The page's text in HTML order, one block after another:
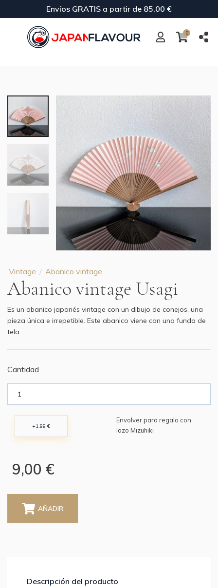
Envíos GRATIS a partir de 85,00 €
0
Vintage Abanico vintage
Abanico vintage Usagi
Es un abanico japonés vintage con un dibujo de conejos, una
pieza única e irrepetible. Este abanico viene con una funda de
tela.
Cantidad
+1,99 €
Envolver para regalo con
lazo Mizuhiki
9,00 €
AÑADIR
Descripción del producto